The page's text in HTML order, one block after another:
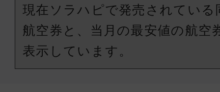
現在ソラハピで発売されている
航空券と、当月の最安値の航空
表示しています。